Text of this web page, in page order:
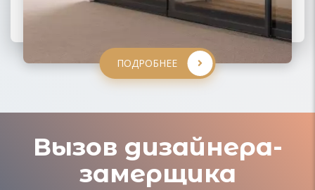
ПОДРОБНЕЕ
ПОДРОБНЕЕ
ПОДРОБНЕЕ
Вызов дизайнера-
замерщика